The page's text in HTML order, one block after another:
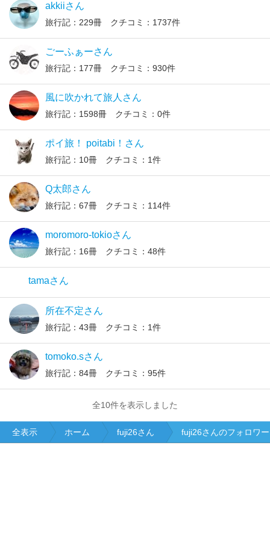
akkiiさん
旅行記：229冊 クチコミ：1737件
ごーふぁーさん
旅行記：177冊 クチコミ：930件
風に吹かれて旅人さん
旅行記：1598冊 クチコミ：0件
ポイ旅！ poitabi！さん
旅行記：10冊 クチコミ：1件
Q太郎さん
旅行記：67冊 クチコミ：114件
moromoro-tokioさん
旅行記：16冊 クチコミ：48件
tamaさん
所在不定さん
旅行記：43冊 クチコミ：1件
tomoko.sさん
旅行記：84冊 クチコミ：95件
全10件を表示しました
全表示 ホーム fuji26さん fuji26さんのフォロワー